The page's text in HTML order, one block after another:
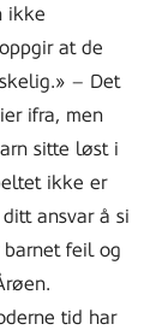
ikke
at de
– Det
ifra, men
sitte løst i
ikke er
ansvar å si
feil og
tid har